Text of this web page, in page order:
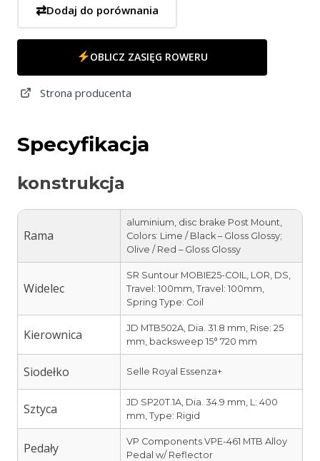
⇄Dodaj do porównania
OBLICZ ZASIĘG ROWERU
Strona producenta
Specyfikacja
konstrukcja
Rama
aluminium, disc brake Post Mount,
Colors: Lime / Black – Gloss Glossy;
Olive / Red – Gloss Glossy
Widelec
SR Suntour MOBIE25-COIL, LOR, DS,
Travel: 100mm, Travel: 100mm,
Spring Type: Coil
Kierownica
JD MTB502A, Dia. 31.8 mm, Rise: 25
mm, backsweep 15° 720 mm
Siodełko Selle Royal Essenza+
Sztyca
JD SP20T.1A, Dia. 34.9 mm, L: 400
mm, Type: Rigid
Pedały
VP Components VPE-461 MTB Alloy
Pedal w/ Reflector